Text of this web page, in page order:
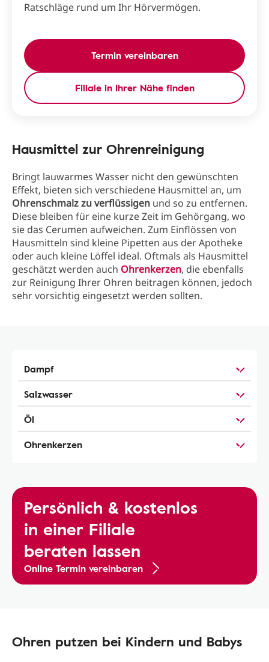
Ratschläge rund um Ihr Hörvermögen.
Termin vereinbaren
Filiale in Ihrer Nähe finden
Hausmittel zur Ohrenreinigung
Bringt lauwarmes Wasser nicht den gewünschten
Effekt, bieten sich verschiedene Hausmittel an, um
Ohrenschmalz zu verflüssigen und so zu entfernen.
Diese bleiben für eine kurze Zeit im Gehörgang, wo
sie das Cerumen aufweichen. Zum Einflössen von
Hausmitteln sind kleine Pipetten aus der Apotheke
oder auch kleine Löffel ideal. Oftmals als Hausmittel
geschätzt werden auch Ohrenkerzen, die ebenfalls
zur Reinigung Ihrer Ohren beitragen können, jedoch
sehr vorsichtig eingesetzt werden sollten.
Dampf
Salzwasser
Öl
Ohrenkerzen
Persönlich & kostenlos
in einer Filiale
beraten lassen
Online Termin vereinbaren
Ohren putzen bei Kindern und Babys